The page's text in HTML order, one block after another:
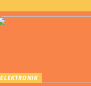
ELEKTRONIK